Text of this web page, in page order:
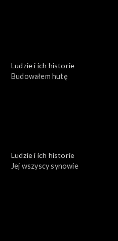
Ludzie i ich historie
Budowałem hutę
Ludzie i ich historie
Jej wszyscy synowie